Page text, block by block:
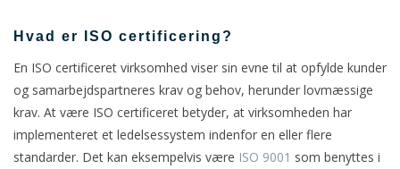
Hvad er ISO certificering?
En ISO certificeret virksomhed viser sin evne til at opfylde kunder
og samarbejdspartneres krav og behov, herunder lovmæssige
krav. At være ISO certificeret betyder, at virksomheden har
implementeret et ledelsessystem indenfor en eller flere
standarder. Det kan eksempelvis være ISO 9001 som benyttes i